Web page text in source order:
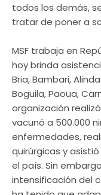
todos los demás,
tratar de poner a
MSF trabaja en
hoy brinda
Bria, Bambari,
Boguila, Paoua,
organización
vacunó a 500.000
enfermedades,
quirúrgicas y
el país. Sin
intensificación del